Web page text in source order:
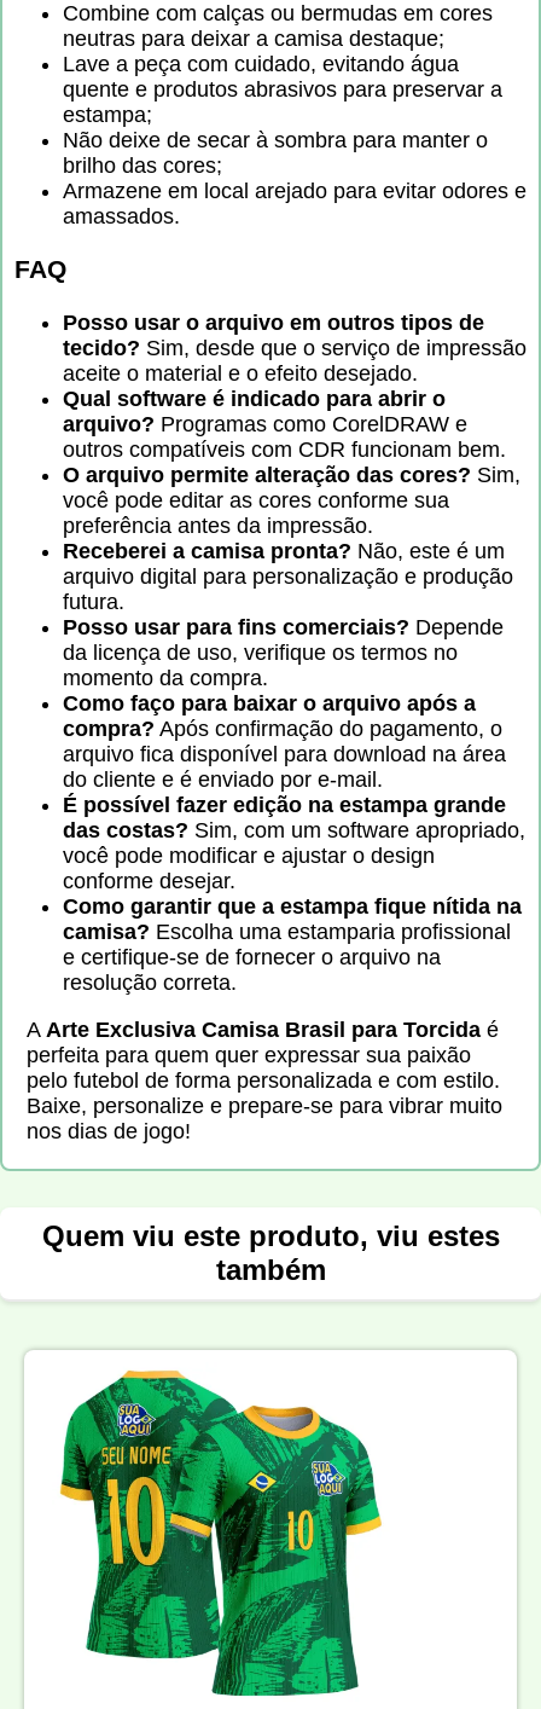
Combine com calças ou bermudas em cores
neutras para deixar a camisa destaque;
Lave a peça com cuidado, evitando água
quente e produtos abrasivos para preservar a
estampa;
Não deixe de secar à sombra para manter o
brilho das cores;
Armazene em local arejado para evitar odores e
amassados.
FAQ
Posso usar o arquivo em outros tipos de
tecido? Sim, desde que o serviço de impressão
aceite o material e o efeito desejado.
Qual software é indicado para abrir o
arquivo? Programas como CorelDRAW e
outros compatíveis com CDR funcionam bem.
O arquivo permite alteração das cores? Sim,
você pode editar as cores conforme sua
preferência antes da impressão.
Receberei a camisa pronta? Não, este é um
arquivo digital para personalização e produção
futura.
Posso usar para fins comerciais? Depende
da licença de uso, verifique os termos no
momento da compra.
Como faço para baixar o arquivo após a
compra? Após confirmação do pagamento, o
arquivo fica disponível para download na área
do cliente e é enviado por e-mail.
É possível fazer edição na estampa grande
das costas? Sim, com um software apropriado,
você pode modificar e ajustar o design
conforme desejar.
Como garantir que a estampa fique nítida na
camisa? Escolha uma estamparia profissional
e certifique-se de fornecer o arquivo na
resolução correta.
A Arte Exclusiva Camisa Brasil para Torcida é
perfeita para quem quer expressar sua paixão
pelo futebol de forma personalizada e com estilo.
Baixe, personalize e prepare-se para vibrar muito
nos dias de jogo!
Quem viu este produto, viu estes
também